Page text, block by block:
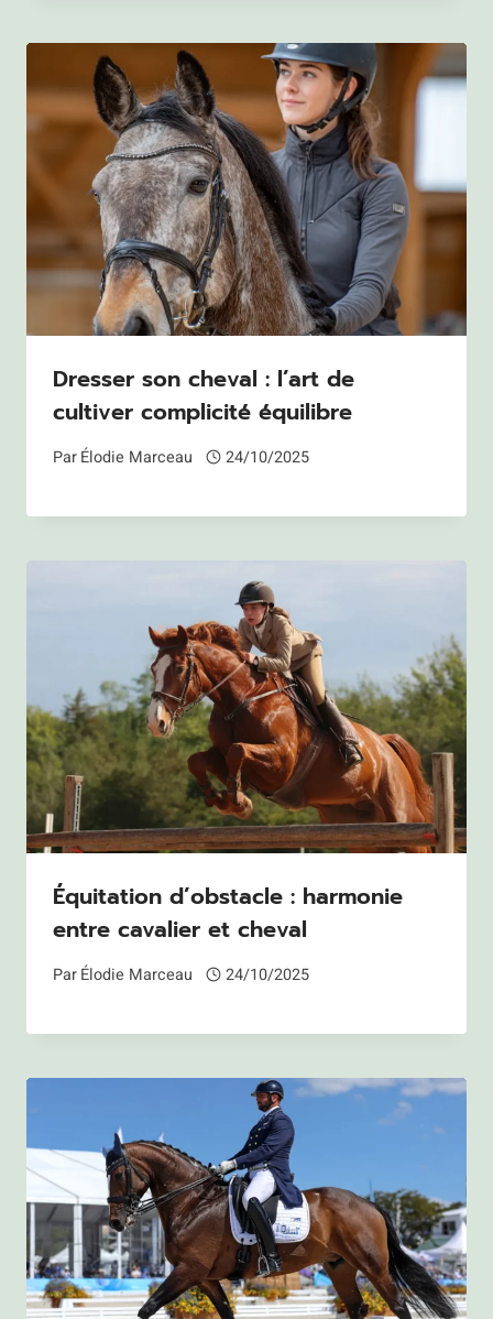
Dresser son cheval : l’art de
cultiver complicité équilibre
ParÉlodie Marceau 24/10/2025
Équitation d’obstacle : harmonie
entre cavalier et cheval
ParÉlodie Marceau 24/10/2025